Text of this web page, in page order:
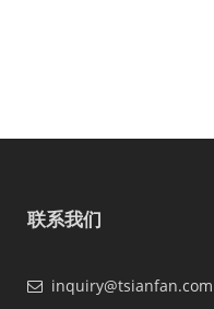
联系我们
inquiry@tsianfan.com